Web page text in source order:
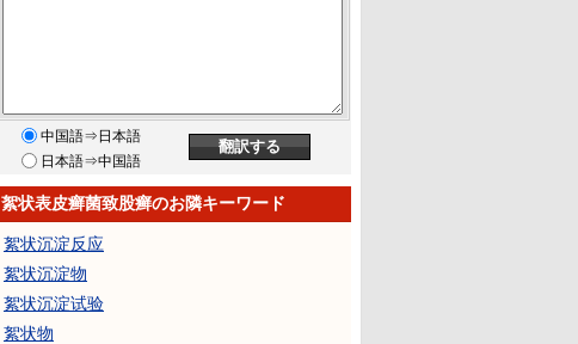
中国語⇒日本語
日本語⇒中国語
絮状表皮癣菌致股癣のお隣キーワード
絮状沉淀反应
絮状沉淀物
絮状沉淀试验
絮状物